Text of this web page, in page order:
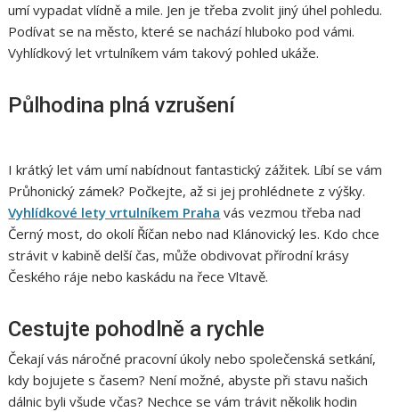
umí vypadat vlídně a mile. Jen je třeba zvolit jiný úhel pohledu.
Podívat se na město, které se nachází hluboko pod vámi.
Vyhlídkový let vrtulníkem vám takový pohled ukáže.
Půlhodina plná vzrušení
I krátký let vám umí nabídnout fantastický zážitek. Líbí se vám
Průhonický zámek? Počkejte, až si jej prohlédnete z výšky.
Vyhlídkové lety vrtulníkem Praha vás vezmou třeba nad
Černý most, do okolí Říčan nebo nad Klánovický les. Kdo chce
strávit v kabině delší čas, může obdivovat přírodní krásy
Českého ráje nebo kaskádu na řece Vltavě.
Cestujte pohodlně a rychle
Čekají vás náročné pracovní úkoly nebo společenská setkání,
kdy bojujete s časem? Není možné, abyste při stavu našich
dálnic byli všude včas? Nechce se vám trávit několik hodin